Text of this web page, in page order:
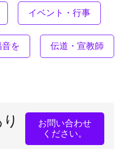
イベント・行事
を 伝道・宣教師
お問い合わせ
ください。